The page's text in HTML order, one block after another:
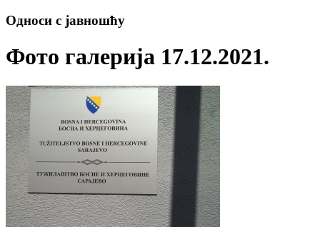
Односи с јавношћу
Фото галерија 17.12.2021.